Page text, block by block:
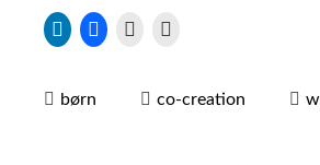
børn co-creation